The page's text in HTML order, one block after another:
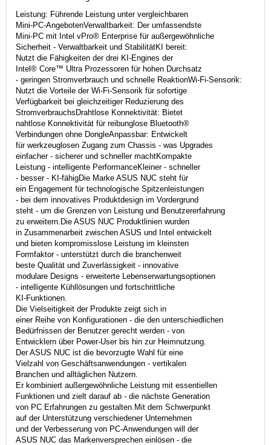
Leistung: Führende Leistung unter vergleichbaren
Mini-PC-AngebotenVerwaltbarkeit: Der umfassendste
Mini-PC mit Intel vPro® Enterprise für außergewöhnliche
Sicherheit - Verwaltbarkeit und StabilitätKI bereit:
Nutzt die Fähigkeiten der drei KI-Engines der
Intel® Core™ Ultra Prozessoren für hohen Durchsatz
- geringen Stromverbrauch und schnelle ReaktionWi-Fi-Sensorik:
Nutzt die Vorteile der Wi-Fi-Sensorik für sofortige
Verfügbarkeit bei gleichzeitiger Reduzierung des
StromverbrauchsDrahtlose Konnektivität: Bietet
nahtlose Konnektivität für reibunglose Bluetooth®
Verbindungen ohne DongleAnpassbar: Entwickelt
für werkzeuglosen Zugang zum Chassis - was Upgrades
einfacher - sicherer und schneller machtKompakte
Leistung - intelligente PerformanceKleiner - schneller
- besser - KI-fähigDie Marke ASUS NUC steht für
ein Engagement für technologische Spitzenleistungen
- bei dem innovatives Produktdesign im Vordergrund
steht - um die Grenzen von Leistung und Benutzererfahrung
zu erweitern.Die ASUS NUC Produktlinien wurden
in Zusammenarbeit zwischen ASUS und Intel entwickelt
und bieten kompromisslose Leistung im kleinsten
Formfaktor - unterstützt durch die branchenweit
beste Qualität und Zuverlässigkeit - innovative
modulare Designs - erweiterte Lebenserwartungsoptionen
- intelligente Kühllösungen und fortschrittliche
KI-Funktionen.
Die Vielseitigkeit der Produkte zeigt sich in
einer Reihe von Konfigurationen - die den unterschiedlichen
Bedürfnissen der Benutzer gerecht werden - von
Entwicklern über Power-User bis hin zur Heimnutzung.
Der ASUS NUC ist die bevorzugte Wahl für eine
Vielzahl von Geschäftsanwendungen - vertikalen
Branchen und alltäglichen Nutzern.
Er kombiniert außergewöhnliche Leistung mit essentiellen
Funktionen und zielt darauf ab - die nächste Generation
von PC Erfahrungen zu gestalten.Mit dem Schwerpunkt
auf der Unterstützung verschiedener Unternehmen
und der Verbesserung von PC-Anwendungen will der
ASUS NUC das Markenversprechen einlösen - die